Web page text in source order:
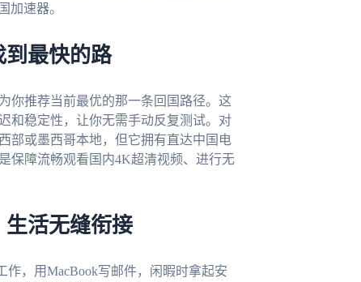
加速器。
到最快的路
你推荐当前最优的那一条回国路径。这
和稳定性，让你无需手动反复测试。对
部或墨西哥本地，但它拥有直达中国电
保障流畅观看国内4K超清视频、进行无
生活无缝衔接
，用MacBook写邮件，闲暇时拿起安